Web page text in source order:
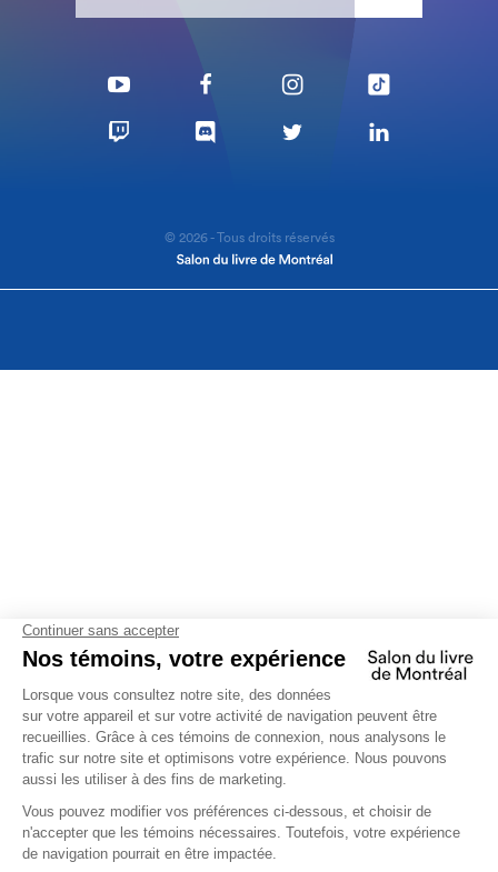
© 2026 - Tous droits réservés